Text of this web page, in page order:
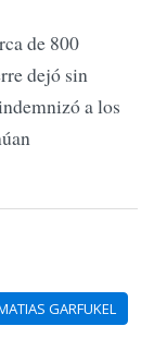
de 800
dejó sin
a los
GARFUKEL